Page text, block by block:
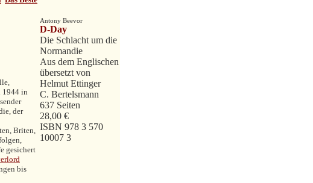
1944 in
der
Briten,
gesichert
bis
Antony Beevor
D-Day
Die Schlacht um die
Normandie
Aus dem Englischen
übersetzt von
Helmut Ettinger
C. Bertelsmann
637 Seiten
28,00 €
ISBN 978 3 570
10007 3